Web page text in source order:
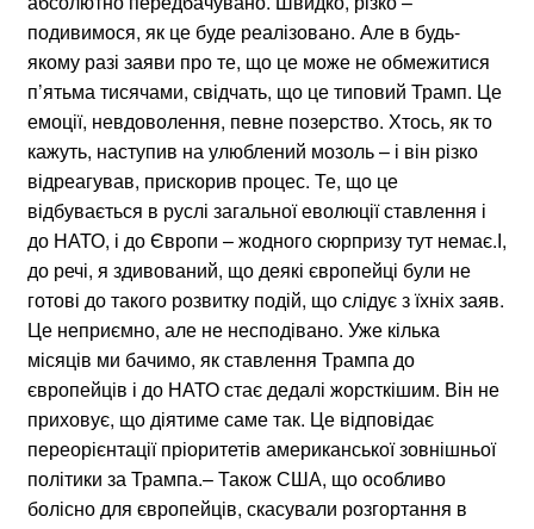
подивимося, як це буде реалізовано. Але в будь-
якому разі заяви про те, що це може не обмежитися
п’ятьма тисячами, свідчать, що це типовий Трамп. Це
емоції, невдоволення, певне позерство. Хтось, як то
кажуть, наступив на улюблений мозоль – і він різко
відреагував, прискорив процес. Те, що це
відбувається в руслі загальної еволюції ставлення і
до НАТО, і до Європи – жодного сюрпризу тут немає.І,
до речі, я здивований, що деякі європейці були не
готові до такого розвитку подій, що слідує з їхніх заяв.
Це неприємно, але не несподівано. Уже кілька
місяців ми бачимо, як ставлення Трампа до
європейців і до НАТО стає дедалі жорсткішим. Він не
приховує, що діятиме саме так. Це відповідає
переорієнтації пріоритетів американської зовнішньої
політики за Трампа.– Також США, що особливо
болісно для європейців, скасували розгортання в